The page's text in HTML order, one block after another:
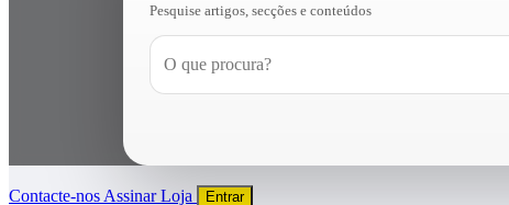
Pesquise artigos, secções e conteúdos
Contacte-nos AssinarLoja Entrar